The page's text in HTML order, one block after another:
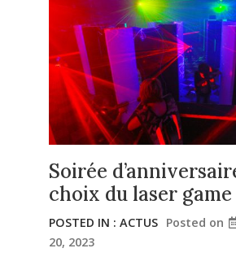
Soirée
choix du laser game
POSTED IN : ACTUS Posted on
20, 2023